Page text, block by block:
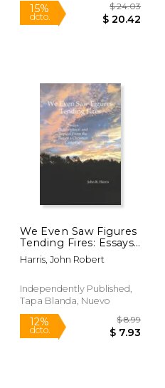
12%
dcto.
We Even Saw Figures
Tending Fires: Essays
Philosophical and
Topical From the Pen
Castaway (en Inglés)
Harris, John Robert
Independently Published,
Tapa Blanda, Nuevo